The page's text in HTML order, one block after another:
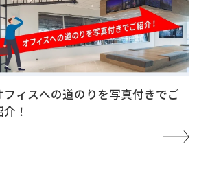
フィスへの道のりを写真付きでご
！